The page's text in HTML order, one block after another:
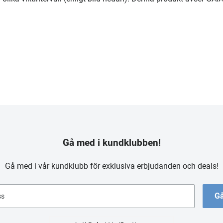
Gå med i kundklubben!
Gå med i vår kundklubb för exklusiva erbjudanden och deals!